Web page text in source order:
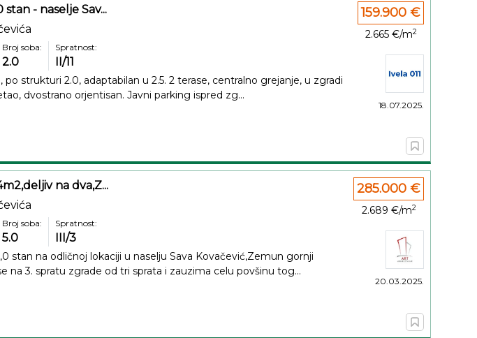
- naselje Sav...
Broj soba:
2.0
Spratnost:
II/11
po strukturi 2.0, adaptabilan u 2.5. 2 terase, centralno grejanje, u zgradi
dvostrano orjentisan. Javni parking ispred zg...
159.900 €
2.665 €/m2
18.07.2025.
na dva,Z...
Broj soba:
5.0
Spratnost:
III/3
stan na odličnoj lokaciji u naselju Sava Kovačević,Zemun gornji
na 3. spratu zgrade od tri sprata i zauzima celu povšinu tog...
285.000 €
2.689 €/m2
20.03.2025.